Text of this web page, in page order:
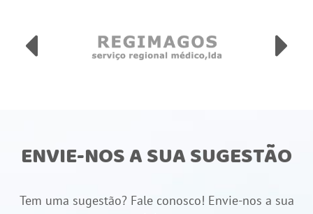
ENVIE-NOS A SUA SUGESTÃO
Tem uma sugestão? Fale conosco! Envie-nos a sua